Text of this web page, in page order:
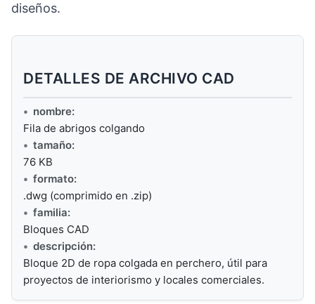
diseños.
DETALLES DE ARCHIVO CAD
nombre:
Fila de abrigos colgando
tamaño:
76 KB
formato:
.dwg (comprimido en .zip)
familia:
Bloques CAD
descripción:
Bloque 2D de ropa colgada en perchero, útil para
proyectos de interiorismo y locales comerciales.